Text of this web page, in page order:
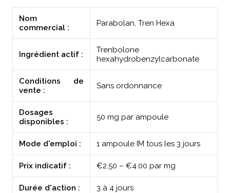
Nom
commercial :
Parabolan, Tren Hexa
Ingrédient actif :
Trenbolone
hexahydrobenzylcarbonate
Conditions de
vente :
Sans ordonnance
Dosages
disponibles :
50 mg par ampoule
Mode d'emploi : 1 ampoule IM tous les 3 jours
Prix indicatif : €2.50 – €4.00 par mg
Durée d'action : 3 à 4 jours